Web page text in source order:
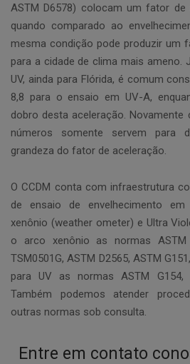
ASTM D6578) colocam um fator de
quando comparado ao
mesma condição pode produzir um
para a cidade de clima mais ameno.
UV, ainda para Flórida, é comum
8,8 para o ensaio em UV-A,
dobro desta aceleração. Novamente
números somente servem para
grandeza do fator de aceleração.
O CCDM conta com infraestrutura
de ensaio de envelhecimento
xenônio (weather ometer) e Ultra
o arco xenônio as normas ASTM
TSM0501G, ASTM D2565, ASTM
para UV as normas ASTM G154,
Também podemos atender
outras normas sob consulta.
Entre em contato